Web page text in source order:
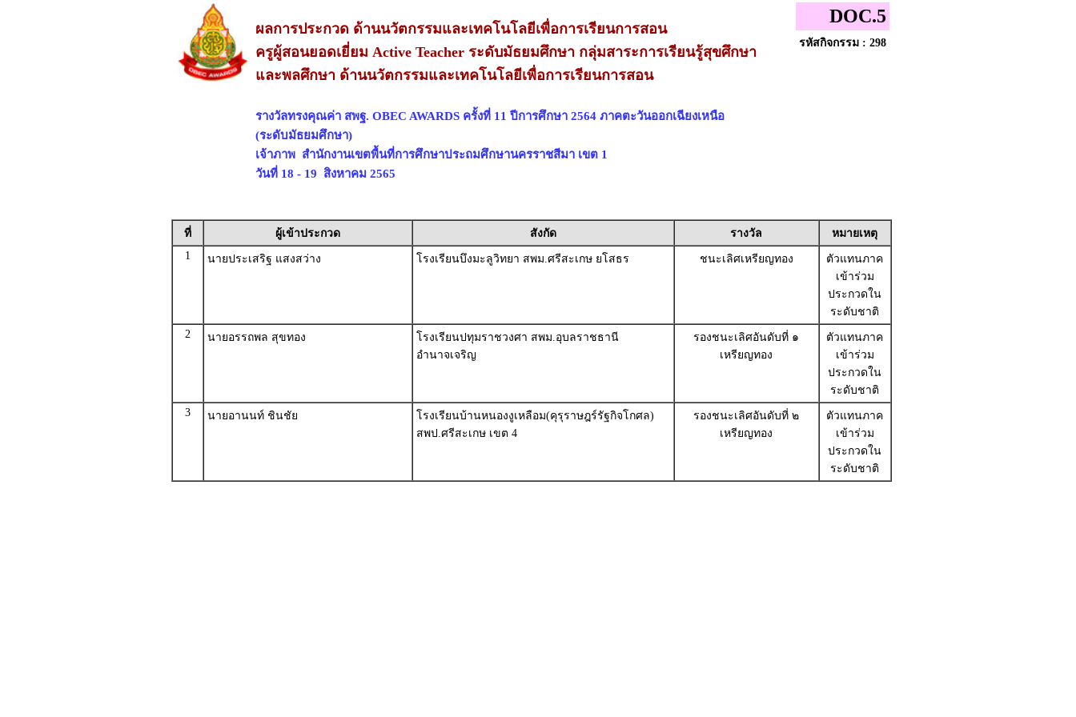
ผลการประกวด ด้านนวัตกรรมและเทคโนโลยีเพื่อการเรียนการสอน
ครูผู้สอนยอดเยี่ยม Active Teacher ระดับมัธยมศึกษา กลุ่มสาระการเรียนรู้สุขศึกษา
และพลศึกษา ด้านนวัตกรรมและเทคโนโลยีเพื่อการเรียนการสอน
รางวัลทรงคุณค่า สพฐ. OBEC AWARDS ครั้งที่ 11 ปีการศึกษา 2564 ภาคตะวันออกเฉียงเหนือ
(ระดับมัธยมศึกษา)
เจ้าภาพ สำนักงานเขตพื้นที่การศึกษาประถมศึกษานครราชสีมา เขต 1
วันที่ 18 - 19 สิงหาคม 2565
DOC.5
รหัสกิจกรรม : 298
ที่ ผู้เข้าประกวด สังกัด รางวัล
หมายเหตุ
1
นายประเสริฐ แสงสว่าง โรงเรียนบึงมะลูวิทยา สพม.ศรีสะเกษ ยโสธร ชนะเลิศเหรียญทอง
ตัวแทนภาค
เข้าร่วม
ประกวดใน
ระดับชาติ
2
นายอรรถพล สุขทอง
โรงเรียนปทุมราชวงศา สพม.อุบลราชธานี
อำนาจเจริญ
รองชนะเลิศอันดับที่ ๑
เหรียญทอง
ตัวแทนภาค
เข้าร่วม
ประกวดใน
ระดับชาติ
3
นายอานนท์ ชินชัย
โรงเรียนบ้านหนองงูเหลือม(คุรุราษฎร์รัฐกิจโกศล)
สพป.ศรีสะเกษ เขต 4
รองชนะเลิศอันดับที่ ๒
เหรียญทอง
ตัวแทนภาค
เข้าร่วม
ประกวดใน
ระดับชาติ